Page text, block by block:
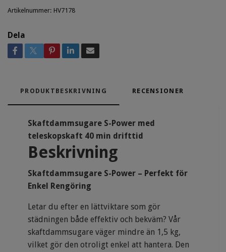
Artikelnummer: HV7178
Dela
PRODUKTBESKRIVNING RECENSIONER
Skaftdammsugare S-Power med
teleskopskaft 40 min drifttid
Beskrivning
Skaftdammsugare S-Power – Perfekt för
Enkel Rengöring
Letar du efter en lättviktare som gör
städningen både effektiv och bekväm? Vår
skaftdammsugare väger mindre än 1,5 kg,
vilket gör den otroligt enkel att hantera. Den